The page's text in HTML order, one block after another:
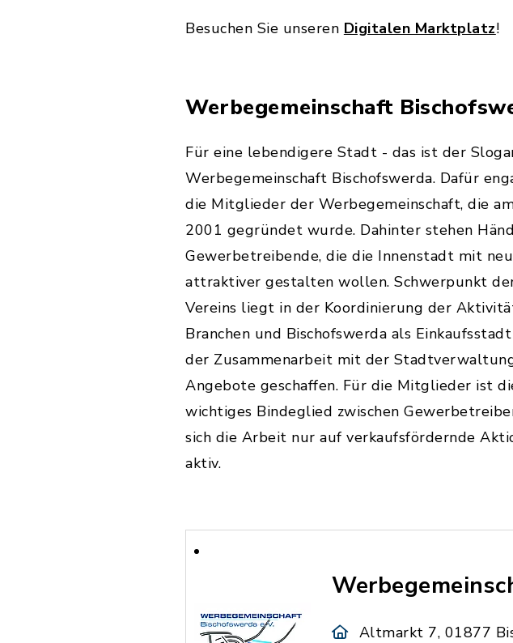
Besuchen Sie unseren Digitalen Marktplatz!
Werbegemeinschaft
Für eine lebendigere Stadt - das ist der
Werbegemeinschaft Bischofswerda. Dafür
die Mitglieder der Werbegemeinschaft, die
2001 gegründet wurde. Dahinter stehen
Gewerbetreibende, die die Innenstadt mit
attraktiver gestalten wollen. Schwerpunkt
Vereins liegt in der Koordinierung der
Branchen und Bischofswerda als
der Zusammenarbeit mit der
Angebote geschaffen. Für die Mitglieder ist
wichtiges Bindeglied zwischen
sich die Arbeit nur auf verkaufsfördernde
aktiv.
Altmarkt 7, 01877